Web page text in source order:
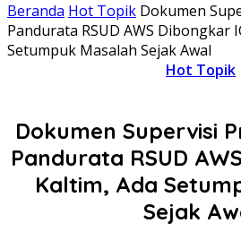
Beranda Hot Topik Dokumen
Pandurata RSUD AWS Dibongkar
Setumpuk Masalah Sejak Awal
Hot Topik
Dokumen Supervisi
Pandurata RSUD
Kaltim, Ada
Sejak